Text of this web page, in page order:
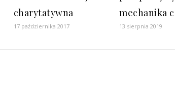
charytatywna
17 października 2017
mechanika
13 sierpnia 2019